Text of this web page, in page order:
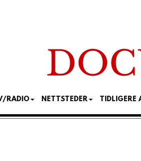
RADIO NETTSTEDER TIDLIGERE